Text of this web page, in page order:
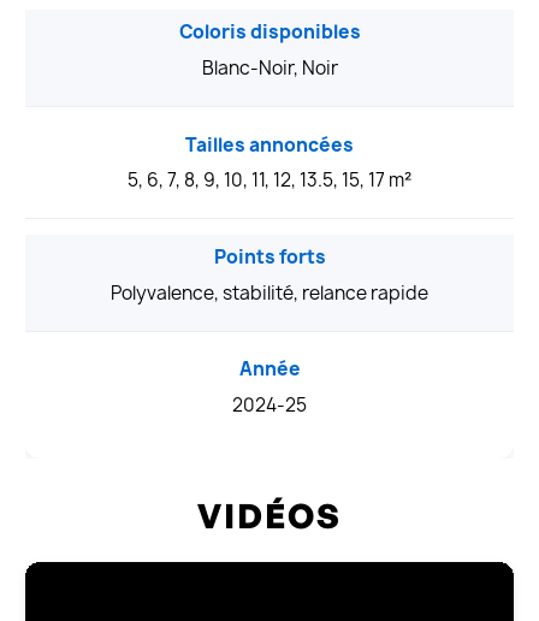
Coloris disponibles
Blanc-Noir, Noir
Tailles annoncées
5, 6, 7, 8, 9, 10, 11, 12, 13.5, 15, 17 m²
Points forts
Polyvalence, stabilité, relance rapide
Année
2024-25
VIDÉOS